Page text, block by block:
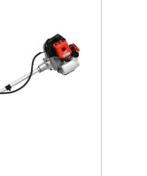
зубъев,
Вес